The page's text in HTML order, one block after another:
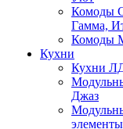
Комоды
Гамма,
Комоды
Кухни
Кухни
Джаз